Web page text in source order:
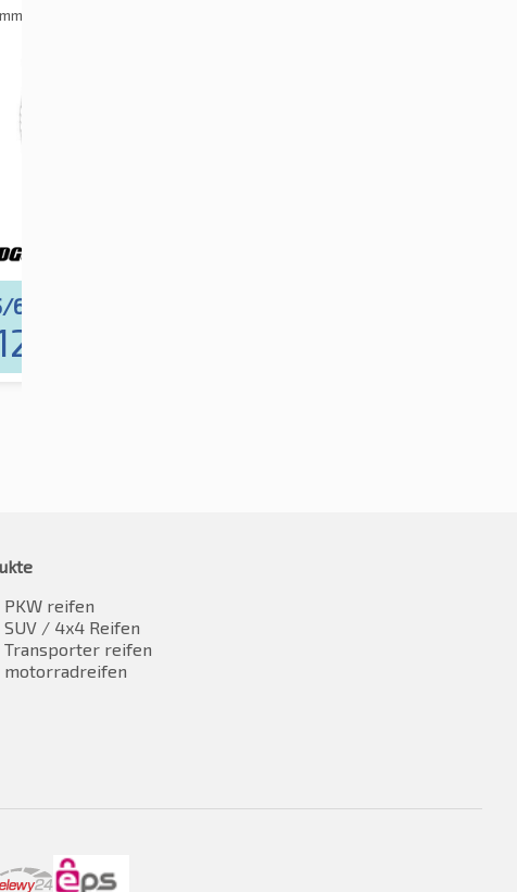
65R16C 104/102T
PKW reifen
SUV / 4x4 Reifen
Transporter reifen
motorradreifen